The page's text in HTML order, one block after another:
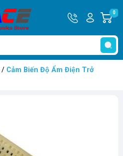
Hotline
0932
762514
Tài
khoản
Hello,
Khách
0
/ Cảm Biến Độ Ẩm Điện Trở